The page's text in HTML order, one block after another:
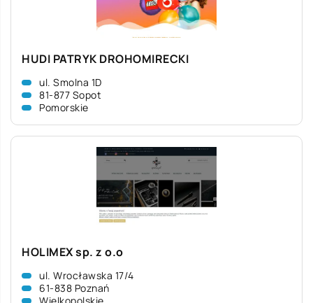
HUDI PATRYK DROHOMIRECKI
ul. Smolna 1D
81-877 Sopot
Pomorskie
HOLIMEX sp. z o.o
ul. Wrocławska 17/4
61-838 Poznań